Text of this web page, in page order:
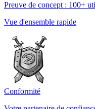
Preuve de concept : 100+
Vue d'ensemble rapide
Conformité